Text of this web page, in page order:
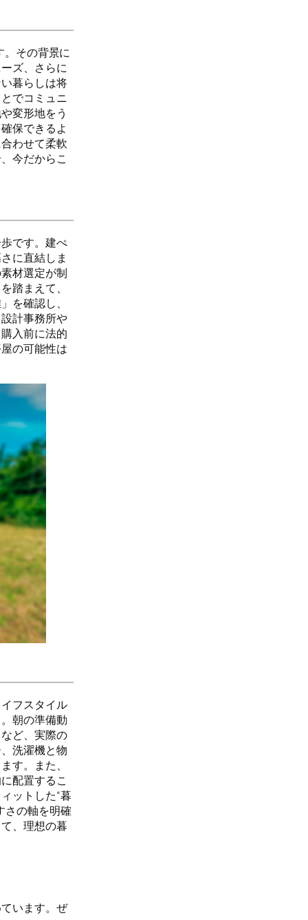
その背景に
ズ、さらに
暮らしは将
でコミュニ
変形地をう
保できるよ
わせて柔軟
今だからこ
です。建ぺ
に直結しま
材選定が制
踏まえて、
を確認し、
計事務所や
入前に法的
の可能性は
フスタイル
朝の準備動
ど、実際の
洗濯機と物
す。また、
配置するこ
ットした“暮
さの軸を明確
、理想の暮
います。ぜ